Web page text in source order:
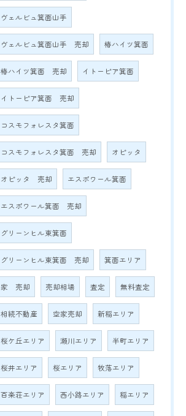
ヴェルビュ箕面山手
ヴェルビュ箕面山手 売却 椿ハイツ箕面
椿ハイツ箕面 売却 イトーピア箕面
イトーピア箕面 売却
コスモフォレスタ箕面
コスモフォレスタ箕面 売却 オピッタ
オピッタ 売却 エスポワール箕面
エスポワール箕面 売却
グリーンヒル東箕面
グリーンヒル東箕面 売却 箕面エリア
家 売却 売却相場 査定 無料査定
相続不動産 空家売却 新稲エリア
桜ケ丘エリア 瀬川エリア 半町エリア
桜井エリア 桜エリア 牧落エリア
百楽荘エリア 西小路エリア 稲エリア